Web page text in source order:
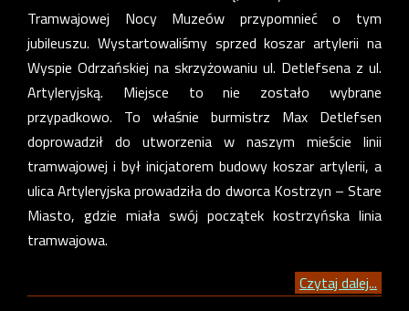
Tramwajowej Nocy Muzeów przypomnieć o tym
jubileuszu. Wystartowaliśmy sprzed koszar artylerii na
Wyspie Odrzańskiej na skrzyżowaniu ul. Detlefsena z ul.
Artyleryjską. Miejsce to nie zostało wybrane
przypadkowo. To właśnie burmistrz Max Detlefsen
doprowadził do utworzenia w naszym mieście linii
tramwajowej i był inicjatorem budowy koszar artylerii, a
ulica Artyleryjska prowadziła do dworca Kostrzyn – Stare
Miasto, gdzie miała swój początek kostrzyńska linia
tramwajowa.
Czytaj dalej...